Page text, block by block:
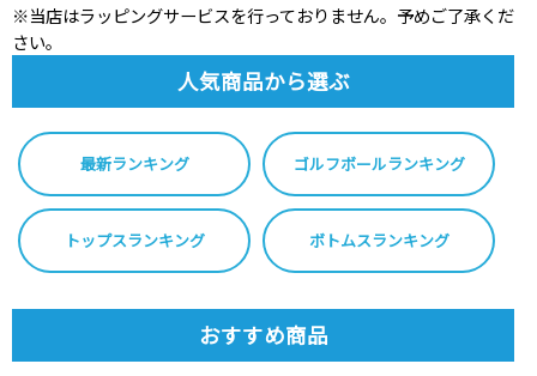
※当店はラッピングサービスを行っておりません。予めご了承くだ
さい。
人気商品から選ぶ
最新ランキング ゴルフボールランキング
トップスランキング ボトムスランキング
おすすめ商品